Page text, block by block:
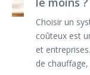
Choisir un
coûteux est
et
de